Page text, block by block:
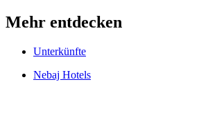
Mehr entdecken
Unterkünfte
Nebaj Hotels